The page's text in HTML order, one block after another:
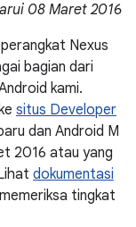
08 Maret 2016
Nexus
bagian dari
kami.
situs Developer
dan Android M
2016 atau yang
dokumentasi
tingkat